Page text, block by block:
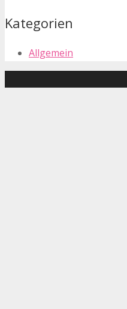
Kategorien
Allgemein